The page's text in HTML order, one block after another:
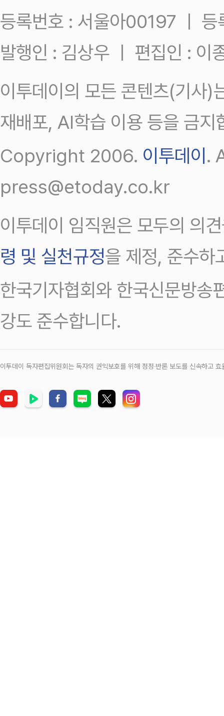
등록번호 : 서울아00197 ㅣ
발행인 : 김상우 ㅣ 편집인 : 이
이투데이의 모든 콘텐츠(기사)
재배포, AI학습 이용 등을 금지
Copyright 2006. 이투데이 .
press@etoday.co.kr
이투데이 임직원은 모두의 의
령 및 실천규정을 제정, 준수하
한국기자협회와 한국신문방송
강도 준수합니다.
이투데이 독자편집위원회는 독자의 권익보호를 위해 정정‧반론 보도를 신속하고